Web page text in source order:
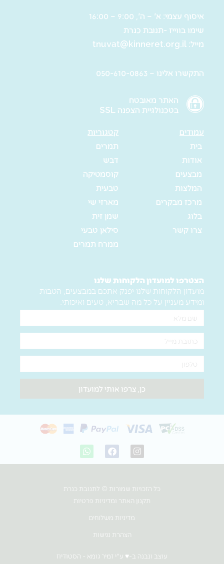
איסוף עצמי: א' – ה', 9:00 – 16:00
שימו בווייז -תנובת כנרת
מייל: tnuvat@kinneret.org.il
התקשרו אלינו – 050-610-0863
האתר מאובטח
בטכנולגיית הצפנה SSL
עמודים
בית
אודות
מבצעים
המלצות
מרכז מבקרים
בלוג
צרו קשר
קטגוריות
תמרים
דבש
קוסמטיקה
טבעית
מארזי שי
שמן זית
סילאן טבעי
ממרח תמרים
הצטרפו למועדון הלקוחות שלנו
מועדון הלקוחות שלנו יפנק אתכם במבצעים, הטבות
ומידע מעניין על כל מה שבריא, טעים ואיכותי.
שם
מלא
אימייל
טלפון
כן, צרפו אותי למועדון
I
n
s
g
m
F
a
c
o
o
W
h
a
a
p
כל הזכויות שמורות © לתנובת כנרת
תקנון האתר ומדיניות פרטיות
מדיניות משלוחים
הצהרת נגישות
עוצב ונבנה ב-♥︎ ע"י זמיר גומא - הסטודיוז